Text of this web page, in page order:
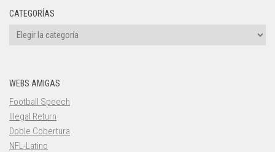
CATEGORÍAS
Categorías
WEBS AMIGAS
Football Speech
Illegal Return
Doble Cobertura
NFL-Latino